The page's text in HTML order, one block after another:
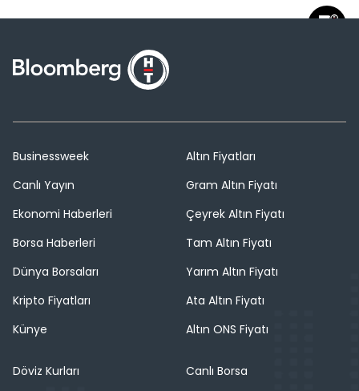
Businessweek
Canlı Yayın
Ekonomi Haberleri
Borsa Haberleri
Dünya Borsaları
Kripto Fiyatları
Künye
Altın Fiyatları
Gram Altın Fiyatı
Çeyrek Altın Fiyatı
Tam Altın Fiyatı
Yarım Altın Fiyatı
Ata Altın Fiyatı
Altın ONS Fiyatı
Döviz Kurları
Canlı Borsa